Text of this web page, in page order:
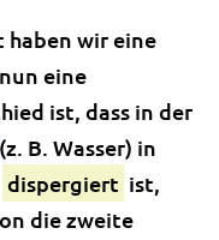
haben wir eine
eine
ist, dass in der
(z. B. Wasser) in
dispergiert ist,
die zweite